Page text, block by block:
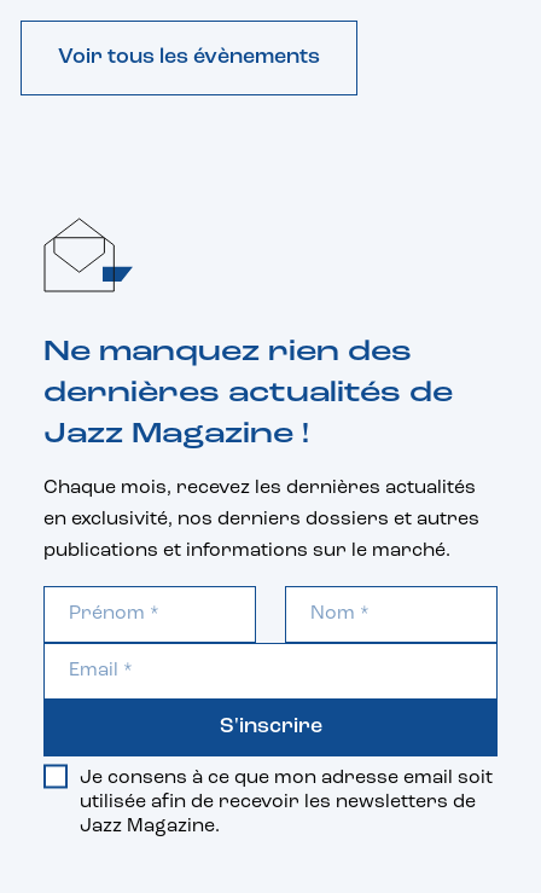
Voir tous les évènements
Ne manquez rien des
dernières actualités de
Jazz Magazine !
Chaque mois, recevez les dernières actualités
en exclusivité, nos derniers dossiers et autres
publications et informations sur le marché.
Je consens à ce que mon adresse email soit
utilisée afin de recevoir les newsletters de
Jazz Magazine.
S'inscrire